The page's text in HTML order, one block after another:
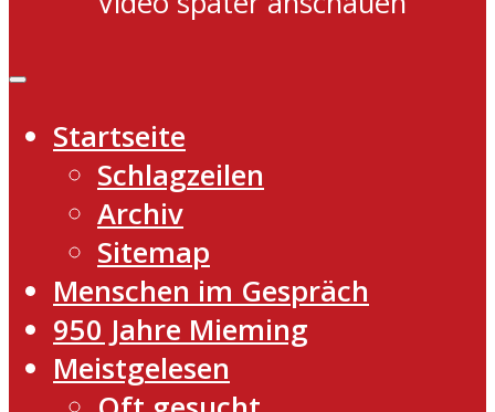
Startseite
Schlagzeilen
Archiv
Sitemap
Menschen im Gespräch
950 Jahre Mieming
Meistgelesen